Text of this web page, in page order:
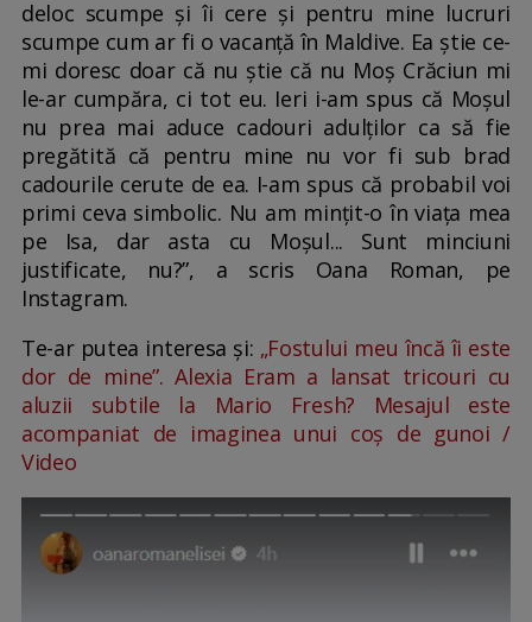
deloc scumpe și îi cere și pentru mine lucruri
scumpe cum ar fi o vacanță în Maldive. Ea știe ce-
mi doresc doar că nu știe că nu Moș Crăciun mi
le-ar cumpăra, ci tot eu. Ieri i-am spus că Moșul
nu prea mai aduce cadouri adulților ca să fie
pregătită că pentru mine nu vor fi sub brad
cadourile cerute de ea. I-am spus că probabil voi
primi ceva simbolic. Nu am mințit-o în viața mea
pe Isa, dar asta cu Moșul... Sunt minciuni
justificate, nu?”, a scris Oana Roman, pe
Instagram.
Te-ar putea interesa și: „Fostului meu încă îi este
dor de mine”. Alexia Eram a lansat tricouri cu
aluzii subtile la Mario Fresh? Mesajul este
acompaniat de imaginea unui coș de gunoi /
Video